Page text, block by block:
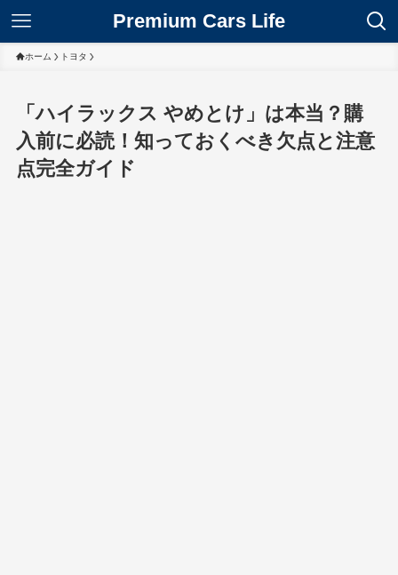
Premium Cars Life
ホーム トヨタ
「ハイラックス やめとけ」は本当？購
入前に必読！知っておくべき欠点と注意
点完全ガイド